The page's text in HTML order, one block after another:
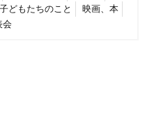
子どもたちのこと
映画、本
会